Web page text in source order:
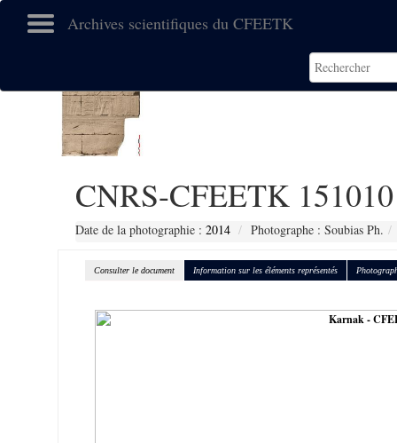
Archives scientifiques du CFEETK
CNRS-CFEETK 151010
Date de la photographie : 2014 Photographe : Soubias Ph.
Consulter le document Information sur les éléments représentés